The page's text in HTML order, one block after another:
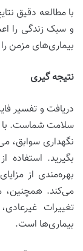
با مطالعه دقیق
و سبک زندگی را
بیماری‌های مزمن
نتیجه گیری
سلامت شماست. با
نگهداری سوابق،
بگیرید. استفاده
بهره‌مندی از
می‌کند.
تغییرات
بیماری‌ها است.